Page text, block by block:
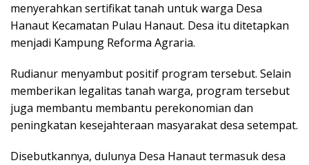
menyerahkan sertifikat tanah untuk warga Desa
Hanaut Kecamatan Pulau Hanaut. Desa itu ditetapkan
menjadi Kampung Reforma Agraria.
Rudianur menyambut positif program tersebut. Selain
memberikan legalitas tanah warga, program tersebut
juga membantu membantu perekonomian dan
peningkatan kesejahteraan masyarakat desa setempat.
Disebutkannya, dulunya Desa Hanaut termasuk desa